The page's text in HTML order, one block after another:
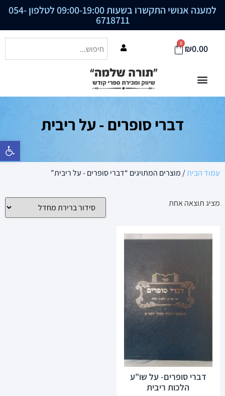
פתח סרגל
למענה אנושי התקשרו בשעות 09:00-19:00 לטלפון 054-
6718711
₪0.00
0
דברי סופרים - על ריבית
עמוד הבית/ מוצרים המתויגים “דברי סופרים - על ריבית”
מציג תוצאה אחת
דברי סופרים- על שו"ע
הלכות ריבית